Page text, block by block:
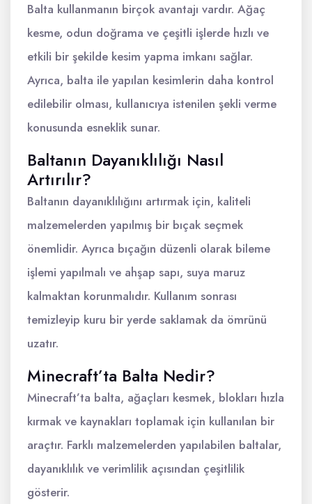
Balta kullanmanın birçok avantajı vardır. Ağaç
kesme, odun doğrama ve çeşitli işlerde hızlı ve
etkili bir şekilde kesim yapma imkanı sağlar.
Ayrıca, balta ile yapılan kesimlerin daha kontrol
edilebilir olması, kullanıcıya istenilen şekli verme
konusunda esneklik sunar.
Baltanın Dayanıklılığı Nasıl
Artırılır?
Baltanın dayanıklılığını artırmak için, kaliteli
malzemelerden yapılmış bir bıçak seçmek
önemlidir. Ayrıca bıçağın düzenli olarak bileme
işlemi yapılmalı ve ahşap sapı, suya maruz
kalmaktan korunmalıdır. Kullanım sonrası
temizleyip kuru bir yerde saklamak da ömrünü
uzatır.
Minecraft’ta Balta Nedir?
Minecraft’ta balta, ağaçları kesmek, blokları hızla
kırmak ve kaynakları toplamak için kullanılan bir
araçtır. Farklı malzemelerden yapılabilen baltalar,
dayanıklılık ve verimlilik açısından çeşitlilik
gösterir.